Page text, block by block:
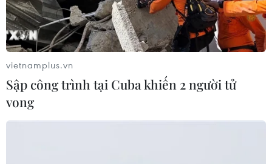
vietnamplus.vn
Sập công trình tại Cuba khiến 2 người tử
vong